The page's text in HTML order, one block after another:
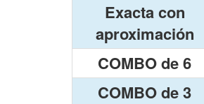
Exacta con
aproximación
COMBO de 6
COMBO de 3